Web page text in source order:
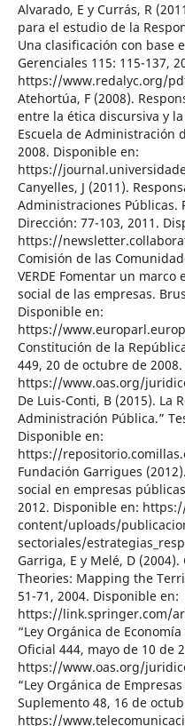
Alvarado, E y Currás, R
para el estudio de la
Una clasificación con base
Gerenciales 115: 115-137,
https://www.redalyc.org/
Atehortúa, F (2008).
entre la ética discursiva y
Escuela de Administración
2008. Disponible en:
https://
Canyelles, J (2011).
Administraciones Públicas.
Dirección: 77-103, 2011.
https://
Comisión de las
VERDE Fomentar un
social de las empresas.
Disponible en:
https://
Constitución de la
449, 20 de octubre de
https://www.oas.org/
De Luis-Conti, B (2015). La
Administración Pública.”
Disponible en:
https://
Fundación Garrigues
social en empresas
2012. Disponible en:
content/uploads/
sectoriales/
Garriga, E y Melé, D
Theories: Mapping the
51-71, 2004. Disponible en:
https://link.springer.com/
“Ley Orgánica de
Oficial 444, mayo de 10 de
https://www.oas.org/
“Ley Orgánica de
Suplemento 48, 16 de
https://